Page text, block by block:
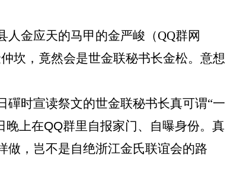
人金应天的马甲的金严峻（QQ群网
坎，竟然会是世金联秘书长金松。意想
磾时宣读祭文的世金联秘书长真可谓“一
晚上在QQ群里自报家门、自曝身份。真
做，岂不是自绝浙江金氏联谊会的路